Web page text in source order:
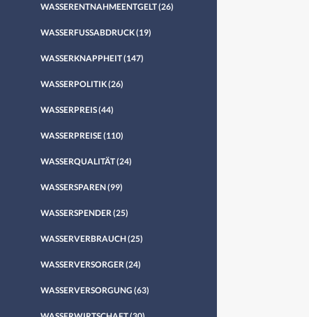
WASSERENTNAHMEENTGELT(26)
WASSERFUSSABDRUCK(19)
WASSERKNAPPHEIT(147)
WASSERPOLITIK(26)
WASSERPREIS(44)
WASSERPREISE(110)
WASSERQUALITÄT(24)
WASSERSPAREN(99)
WASSERSPENDER (25)
WASSERVERBRAUCH(25)
WASSERVERSORGER (24)
WASSERVERSORGUNG (63)